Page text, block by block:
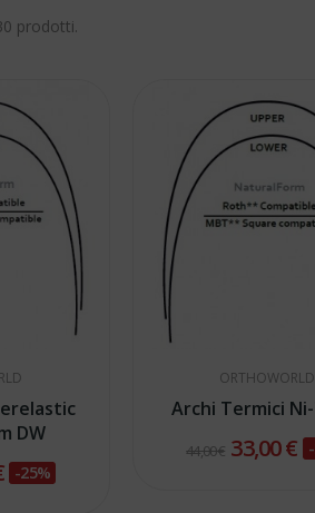
prodotti.
DW
-25%
ORTHOWORLD
Archi Termici
44,00 € 33,00 €